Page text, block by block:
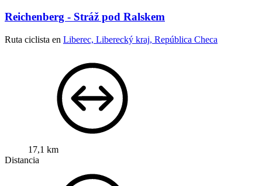
Reichenberg - Stráž pod Ralskem
Ruta ciclista en Liberec, Liberecký kraj, República Checa
17,1 km
Distancia